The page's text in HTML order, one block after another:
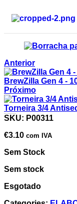
Anterior
BrewZilla Gen 4 -
Próximo
Torneira 3/4
SKU: P00311
€3.10 com IVA
Sem Stock
Sem stock
Esgotado